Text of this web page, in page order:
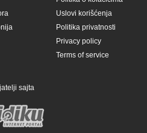
Uslovi korišćenja
Politika privatnosti
Privacy policy
Terms of service
sajta